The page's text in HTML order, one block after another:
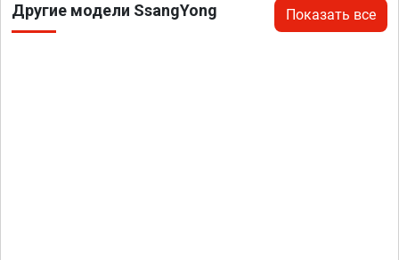
Другие модели SsangYong Показать все